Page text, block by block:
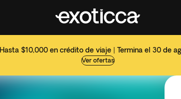
Hasta $10,000 en crédito de viaje | Termina el 30 de
Ver ofertas